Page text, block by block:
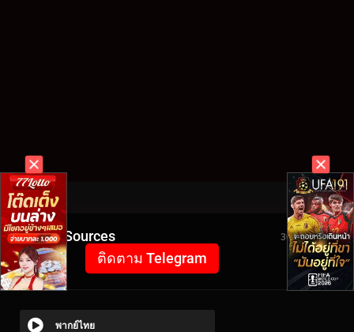
Video Sources 3044 Views
ติดตาม Telegram
พากย์ไทย